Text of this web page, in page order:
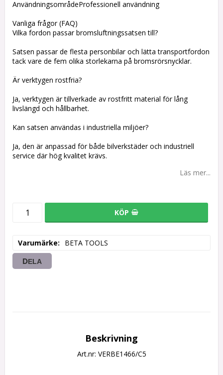
AnvändningsområdeProfessionell användning
Vanliga frågor (FAQ)
Vilka fordon passar bromsluftningssatsen till?
Satsen passar de flesta personbilar och lätta transportfordon
tack vare de fem olika storlekarna på bromsrörsnycklar.
Är verktygen rostfria?
Ja, verktygen är tillverkade av rostfritt material för lång
livslängd och hållbarhet.
Kan satsen användas i industriella miljöer?
Ja, den är anpassad för både bilverkstäder och industriell
service där hög kvalitet krävs.
Läs mer...
KÖP
Varumärke BETA TOOLS
DELA
Beskrivning
Art.nr: VERBE1466/C5